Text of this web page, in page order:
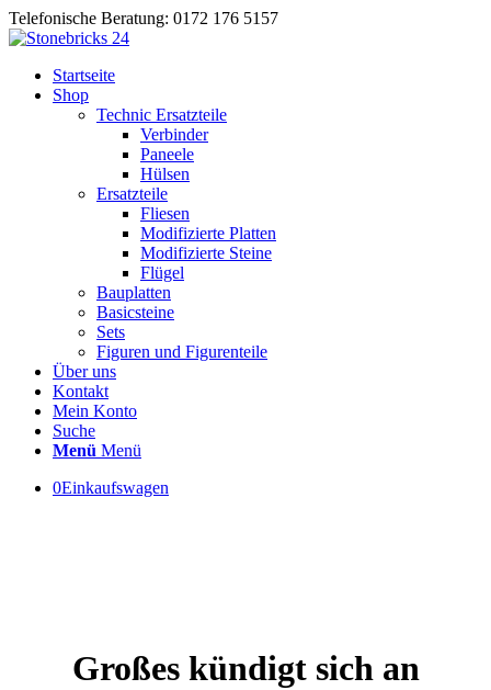
Telefonische Beratung: 0172 176 5157
Startseite
Shop
Technic Ersatzteile
Verbinder
Paneele
Hülsen
Ersatzteile
Fliesen
Modifizierte Platten
Modifizierte Steine
Flügel
Bauplatten
Basicsteine
Sets
Figuren und Figurenteile
Über uns
Kontakt
Mein Konto
Suche
Menü Menü
0Einkaufswagen
Großes kündigt sich an